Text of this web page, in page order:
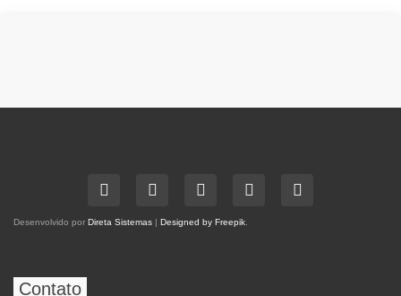
Desenvolvido por Direta Sistemas | Designed by Freepik.
Contato